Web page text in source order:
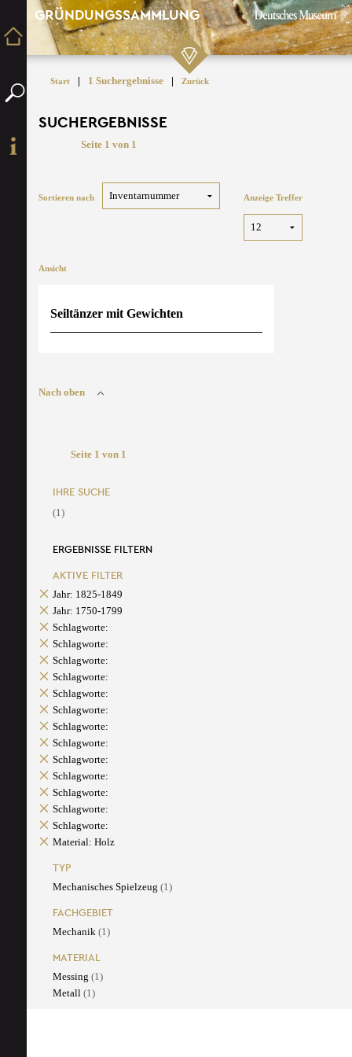
GRÜNDUNGSSAMMLUNG
Start | 1 Suchergebnisse | Zurück
SUCHERGEBNISSE
Seite 1 von 1
Sortieren nach Anzeige Treffer
Ansicht
Seiltänzer mit Gewichten
Nach oben
Seite 1 von 1
IHRE SUCHE
(1)
ERGEBNISSE FILTERN
AKTIVE FILTER
Jahr: 1825-1849
Jahr: 1750-1799
Schlagworte:
Schlagworte:
Schlagworte:
Schlagworte:
Schlagworte:
Schlagworte:
Schlagworte:
Schlagworte:
Schlagworte:
Schlagworte:
Schlagworte:
Schlagworte:
Schlagworte:
Material: Holz
TYP
Mechanisches Spielzeug (1)
FACHGEBIET
Mechanik (1)
MATERIAL
Messing (1)
Metall (1)